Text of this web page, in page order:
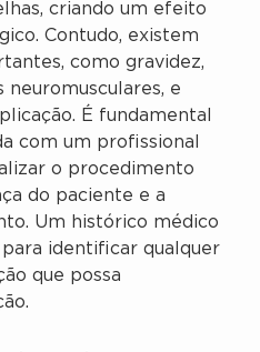
criando um efeito
Contudo, existem
como gravidez,
neuromusculares, e
É fundamental
com um profissional
o procedimento
do paciente e a
Um histórico médico
identificar qualquer
que possa